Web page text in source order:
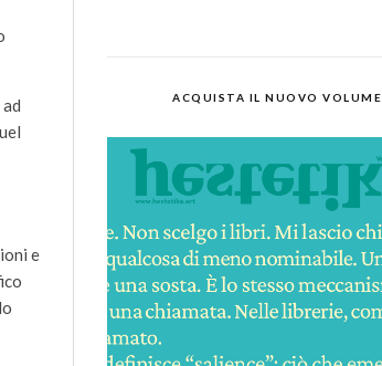
e
ACQUISTA IL NUOVO VOLUME